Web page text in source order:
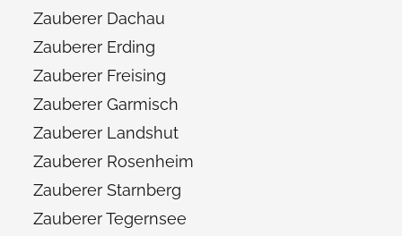
Zauberer Dachau
Zauberer Erding
Zauberer Freising
Zauberer Garmisch
Zauberer Landshut
Zauberer Rosenheim
Zauberer Starnberg
Zauberer Tegernsee